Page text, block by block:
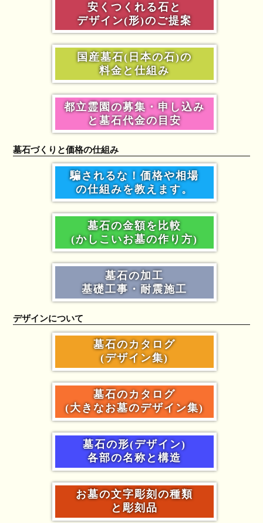
安くつくれる石と
デザイン(形)のご提案
国産墓石(日本の石)の
料金と仕組み
都立霊園の募集・申し込み
と墓石代金の目安
墓石づくりと価格の仕組み
騙されるな！価格や相場
の仕組みを教えます。
墓石の金額を比較
(かしこいお墓の作り方)
墓石の加工
基礎工事・耐震施工
デザインについて
墓石のカタログ
(デザイン集)
墓石のカタログ
(大きなお墓のデザイン集)
墓石の形(デザイン)
各部の名称と構造
お墓の文字彫刻の種類
と彫刻品